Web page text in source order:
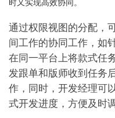
通过权限视图的分配，
间工作的协同工作，如
在同一平台上将款式任
发跟单和版师收到任务
作，同时，开发经理可
式开发进度，方便及时